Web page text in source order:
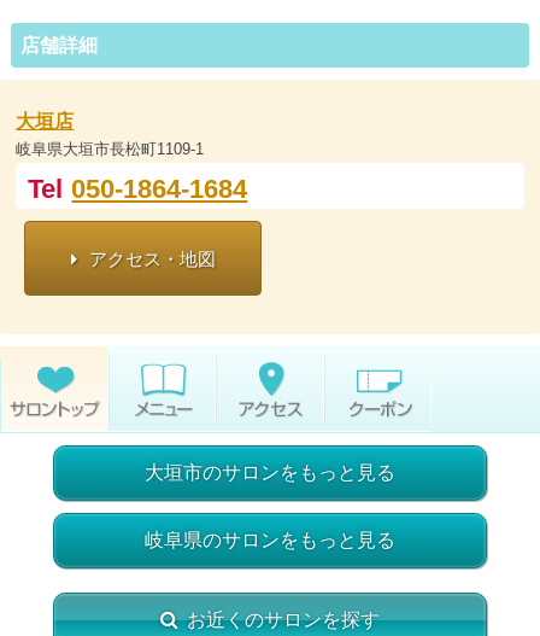
店舗詳細
大垣店
岐阜県大垣市長松町1109-1
Tel050-1864-1684
アクセス・地図
大垣市のサロンをもっと見る
岐阜県のサロンをもっと見る
お近くのサロンを探す